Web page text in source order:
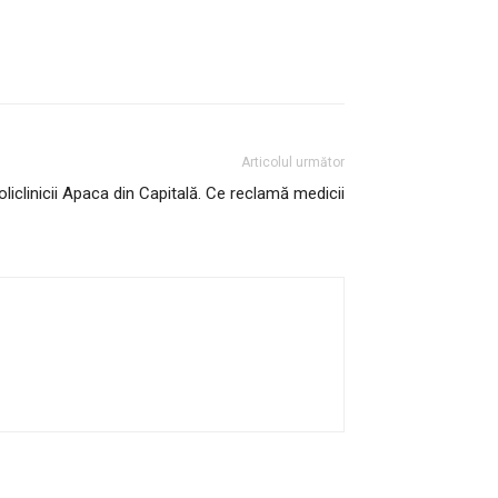
Articolul următor
Apaca din Capitală. Ce reclamă medicii